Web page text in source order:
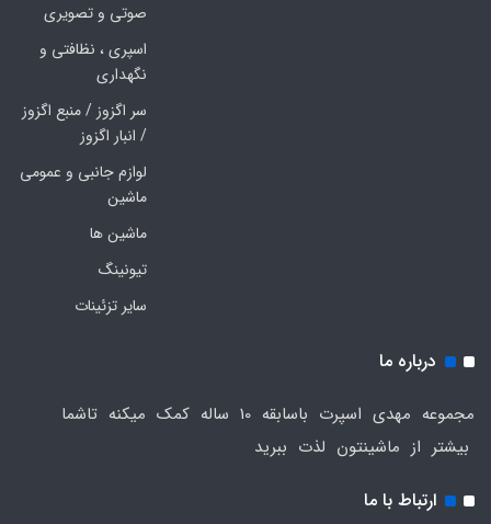
صوتی و تصویری
اسپری ، نظافتی و
نگهداری
سر اگزوز / منبع اگزوز
/ انبار اگزوز
لوازم جانبی و عمومی
ماشین
ماشین ها
تیونینگ
سایر تزئینات
درباره ما
مجموعه مهدی اسپرت باسابقه 10 ساله کمک میکنه تاشما
بیشتر از ماشینتون لذت ببرید
ارتباط با ما